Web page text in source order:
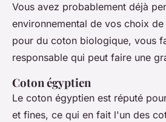
Vous avez probablement déjà
environnemental de vos choix
pour du coton biologique, vous
responsable qui peut faire une
Coton égyptien
Le coton égyptien est réputé
et fines, ce qui en fait l'un des